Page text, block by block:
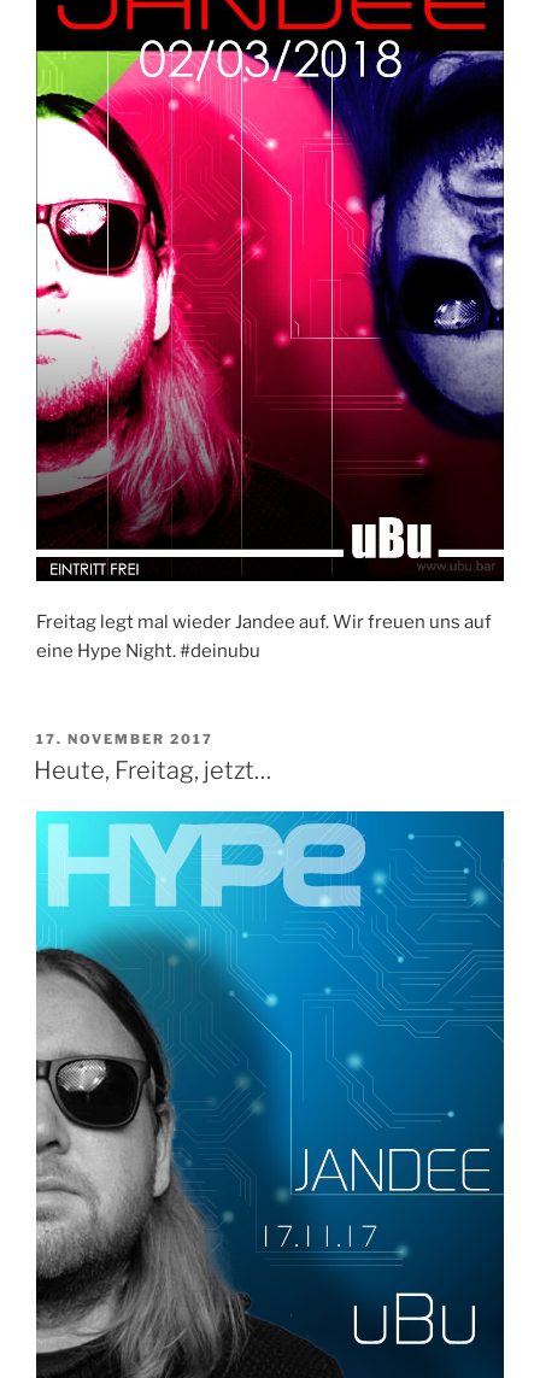
Freitag legt mal wieder Jandee auf. Wir freuen uns auf
eine Hype Night. #deinubu
VERÖFFENTLICHT
AM
17. NOVEMBER 2017
Heute, Freitag, jetzt…